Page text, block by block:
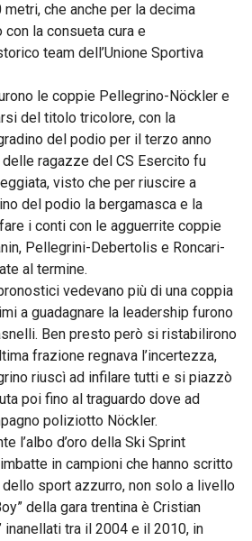
metri, che anche per la decima
la consueta cura e
team dell’Unione Sportiva
le coppie Pellegrino-Nöckler e
del titolo tricolore, con la
del podio per il terzo anno
ragazze del CS Esercito fu
visto che per riuscire a
del podio la bergamasca e la
i conti con le agguerrite coppie
Pellegrini-Debertolis e Roncari-
al termine.
vedevano più di una coppia
a guadagnare la leadership furono
Ben presto però si ristabilirono
frazione regnava l’incertezza,
riuscì ad infilare tutti e si piazzò
poi fino al traguardo dove ad
poliziotto Nöckler.
l’albo d’oro della Ski Sprint
in campioni che hanno scritto
sport azzurro, non solo a livello
della gara trentina è Cristian
inanellati tra il 2004 e il 2010, in